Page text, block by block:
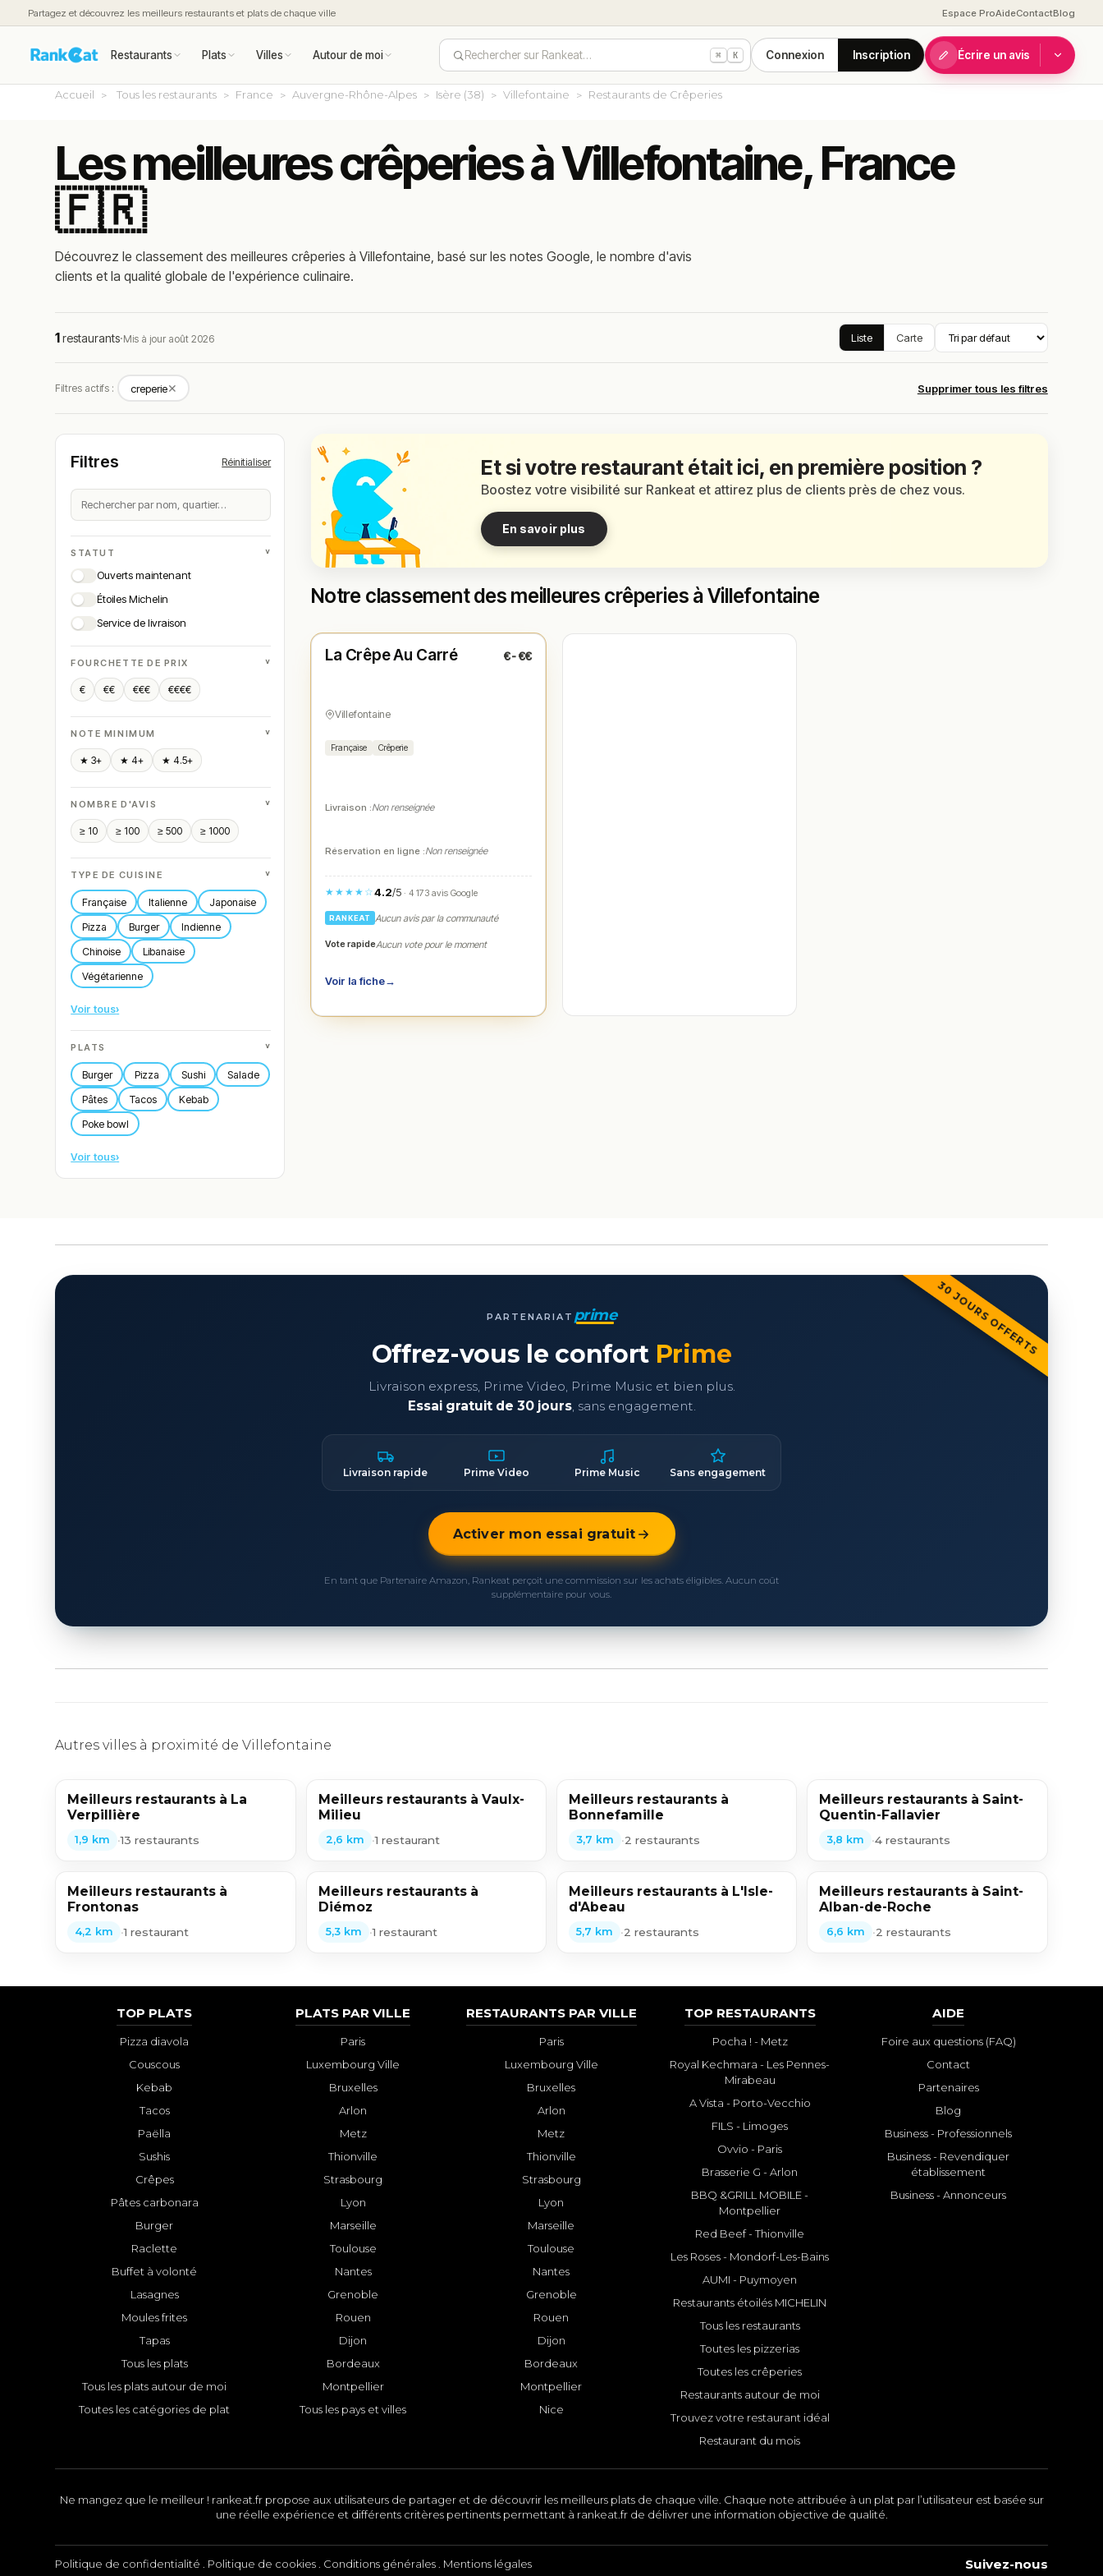
Partagez et découvrez les meilleurs restaurants et plats de chaque ville Espace ProAideContactBlog
Restaurants Plats Villes Autour de moi Rechercher sur Rankeat… ⌘ K Connexion Inscription Écrire un avis
Accueil Tous les restaurants France Auvergne-Rhône-Alpes Isère (38) Villefontaine Restaurants de Crêperies
Les meilleures crêperies à Villefontaine, France
🇫🇷
Découvrez le classement des meilleures crêperies à Villefontaine, basé sur les notes Google, le nombre d'avis
clients et la qualité globale de l'expérience culinaire.
1restaurants·Mis à jour août 2026 Liste Carte
Filtres actifs : creperie✕ Supprimer tous les filtres
Filtres Réinitialiser
STATUT ˅
Ouverts maintenant
Étoiles Michelin
Service de livraison
FOURCHETTE DE PRIX ˅
€ €€ €€€ €€€€
NOTE MINIMUM ˅
★ 3+ ★ 4+ ★ 4.5+
NOMBRE D'AVIS ˅
≥ 10 ≥ 100 ≥ 500 ≥ 1000
TYPE DE CUISINE ˅
Française Italienne
Japonaise
Pizza
Burger
Indienne
Chinoise
Libanaise
Végétarienne
Voir tous›
PLATS ˅
Burger Pizza Sushi
Salade
Pâtes
Tacos
Kebab
Poke bowl
Voir tous›
Et si votre restaurant était ici, en première position ?
Boostez votre visibilité sur Rankeat et attirez plus de clients près de chez vous.
En savoir plus
Notre classement des meilleures crêperies à Villefontaine
★ N° 1
La Crêpe Au Carré €-€€
Villefontaine
Française Crêperie
Livraison :Non renseignée
Réservation en ligne :Non renseignée
★★★★☆4.2/5· 4 173 avis Google
RANKEAT Aucun avis par la communauté
Vote rapideAucun vote pour le moment
Voir la fiche→
30 JOURS OFFERTS
PARTENARIAT prime
Offrez-vous le confort Prime
Livraison express, Prime Video, Prime Music et bien plus.
Essai gratuit de 30 jours, sans engagement.
Livraison rapide Prime Video Prime Music Sans engagement
Activer mon essai gratuit
En tant que Partenaire Amazon, Rankeat perçoit une commission sur les achats éligibles. Aucun coût
supplémentaire pour vous.
Autres villes à proximité de Villefontaine
Meilleurs restaurants à La
Verpillière
1,9 km •13 restaurants
Meilleurs restaurants à Vaulx-
Milieu
2,6 km •1 restaurant
Meilleurs restaurants à
Bonnefamille
3,7 km •2 restaurants
Meilleurs restaurants à Saint-
Quentin-Fallavier
3,8 km •4 restaurants
Meilleurs restaurants à
Frontonas
4,2 km •1 restaurant
Meilleurs restaurants à
Diémoz
5,3 km •1 restaurant
Meilleurs restaurants à L'Isle-
d'Abeau
5,7 km •2 restaurants
Meilleurs restaurants à Saint-
Alban-de-Roche
6,6 km •2 restaurants
TOP PLATS
Pizza diavola
Couscous
Kebab
Tacos
Paëlla
Sushis
Crêpes
Pâtes carbonara
Burger
Raclette
Buffet à volonté
Lasagnes
Moules frites
Tapas
Tous les plats
Tous les plats autour de moi
Toutes les catégories de plat
PLATS PAR VILLE
Paris
Luxembourg Ville
Bruxelles
Arlon
Metz
Thionville
Strasbourg
Lyon
Marseille
Toulouse
Nantes
Grenoble
Rouen
Dijon
Bordeaux
Montpellier
Tous les pays et villes
RESTAURANTS PAR VILLE
Paris
Luxembourg Ville
Bruxelles
Arlon
Metz
Thionville
Strasbourg
Lyon
Marseille
Toulouse
Nantes
Grenoble
Rouen
Dijon
Bordeaux
Montpellier
Nice
TOP RESTAURANTS
Pocha ! - Metz
Royal Kechmara - Les Pennes-
Mirabeau
A Vista - Porto-Vecchio
FILS - Limoges
Ovvio - Paris
Brasserie G - Arlon
BBQ &GRILL MOBILE -
Montpellier
Red Beef - Thionville
Les Roses - Mondorf-Les-Bains
AUMI - Puymoyen
Restaurants étoilés MICHELIN
Tous les restaurants
Toutes les pizzerias
Toutes les crêperies
Restaurants autour de moi
Trouvez votre restaurant idéal
Restaurant du mois
AIDE
Foire aux questions (FAQ)
Contact
Partenaires
Blog
Business - Professionnels
Business - Revendiquer
établissement
Business - Annonceurs
Ne mangez que le meilleur ! rankeat.fr propose aux utilisateurs de partager et de découvrir les meilleurs plats de chaque ville. Chaque note attribuée à un plat par l’utilisateur est basée sur
une réelle expérience et différents critères pertinents permettant à rankeat.fr de délivrer une information objective de qualité.
Politique de confidentialité . Politique de cookies . Conditions générales . Mentions légales Suivez-nous